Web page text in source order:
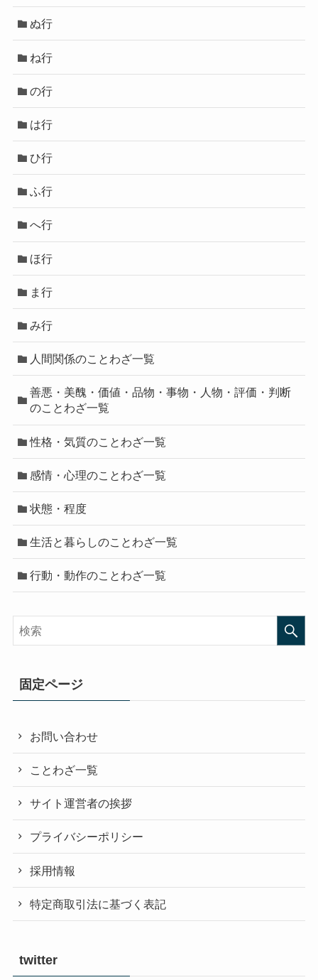
ぬ行
ね行
の行
は行
ひ行
ふ行
へ行
ほ行
ま行
み行
人間関係のことわざ一覧
善悪・美醜・価値・品物・事物・人物・評価・判断
のことわざ一覧
性格・気質のことわざ一覧
感情・心理のことわざ一覧
状態・程度
生活と暮らしのことわざ一覧
行動・動作のことわざ一覧
固定ページ
お問い合わせ
ことわざ一覧
サイト運営者の挨拶
プライバシーポリシー
採用情報
特定商取引法に基づく表記
twitter